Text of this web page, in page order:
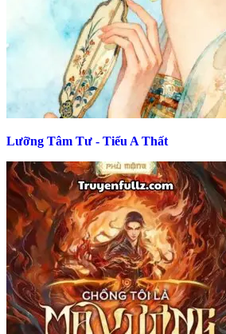
Lưỡng Tâm Tư - Tiểu A Thất